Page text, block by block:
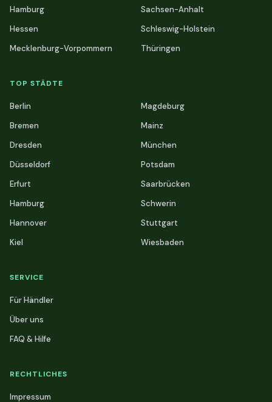
Hamburg
Hessen
Mecklenburg-Vorpommern
Sachsen-Anhalt
Schleswig-Holstein
Thüringen
TOP STÄDTE
Berlin
Bremen
Dresden
Düsseldorf
Erfurt
Hamburg
Hannover
Kiel
Magdeburg
Mainz
München
Potsdam
Saarbrücken
Schwerin
Stuttgart
Wiesbaden
SERVICE
Für Händler
Über uns
FAQ & Hilfe
RECHTLICHES
Impressum